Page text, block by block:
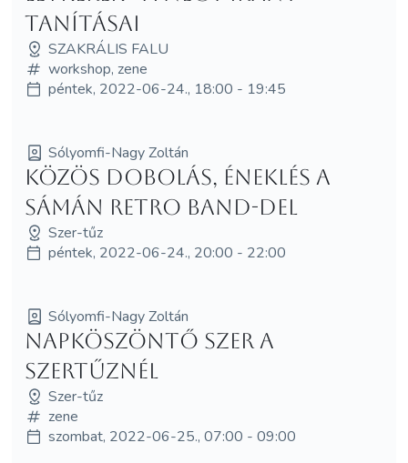
tanításai
SZAKRÁLIS FALU
workshop, zene
péntek, 2022-06-24., 18:00 - 19:45
Sólyomfi-Nagy Zoltán
Közös dobolás, éneklés a
Sámán Retro Band-del
Szer-tűz
péntek, 2022-06-24., 20:00 - 22:00
Sólyomfi-Nagy Zoltán
Napköszöntő Szer a
Szertűznél
Szer-tűz
zene
szombat, 2022-06-25., 07:00 - 09:00